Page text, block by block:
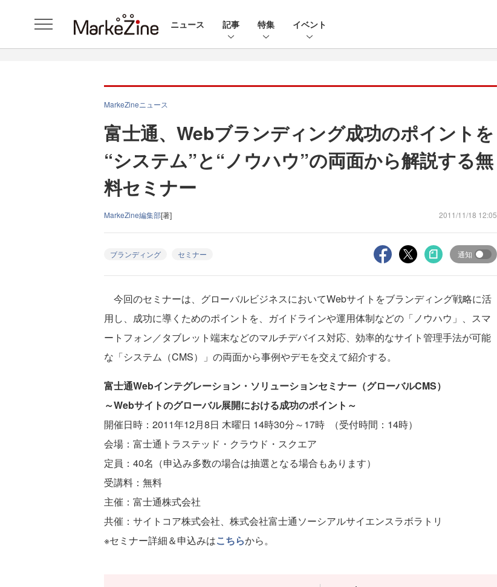
ニュース 記事 特集 イベント
MarkeZineニュース
富士通、Webブランディング成功のポイントを
“システム”と“ノウハウ”の両面から解説する無
料セミナー
MarkeZine編集部[著] 2011/11/18 12:05
ブランディング セミナー 通知
今回のセミナーは、グローバルビジネスにおいてWebサイトをブランディング戦略に活
用し、成功に導くためのポイントを、ガイドラインや運用体制などの「ノウハウ」、スマ
ートフォン／タブレット端末などのマルチデバイス対応、効率的なサイト管理手法が可能
な「システム（CMS）」の両面から事例やデモを交えて紹介する。
富士通Webインテグレーション・ソリューションセミナー（グローバルCMS）
～Webサイトのグローバル展開における成功のポイント～
開催日時：2011年12月8日 木曜日 14時30分～17時 （受付時間：14時）
会場：富士通トラステッド・クラウド・スクエア
定員：40名（申込み多数の場合は抽選となる場合もあります）
受講料：無料
主催：富士通株式会社
共催：サイトコア株式会社、株式会社富士通ソーシアルサイエンスラボラトリ
※セミナー詳細＆申込みはこちらから。